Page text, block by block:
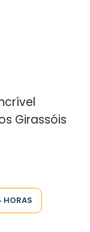
Girassóis
HORAS